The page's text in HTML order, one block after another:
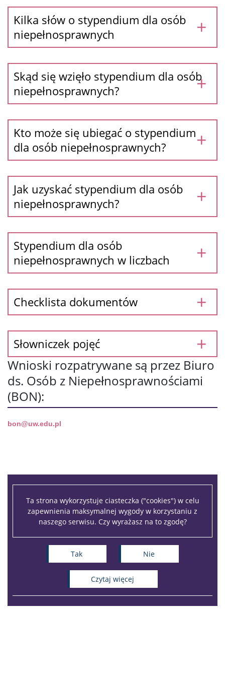
Ta strona wykorzystuje ciasteczka ("cookies") w celu
zapewnienia maksymalnej wygody w korzystaniu z
naszego serwisu. Czy wyrażasz na to zgodę?
Tak Nie
czytaj więcej
Ubezpieczenie zdrowotne doktorantek i
doktorantów UW – obywateli RP
Ubezpieczenie zdrowotne doktorantek i
doktorantów UW – cudzoziemców
Zwiększenie stypendium doktoranckiego
Projakościowe Stypendium Finał na 5
Zapomoga
Zespół
Kilka słów o stypendium dla osób
niepełnosprawnych
Skąd się wzięło stypendium dla osób
niepełnosprawnych?
Kto może się ubiegać o stypendium
dla osób niepełnosprawnych?
Jak uzyskać stypendium dla osób
niepełnosprawnych?
Stypendium dla osób
niepełnosprawnych w liczbach
Checklista dokumentów
Słowniczek pojęć
Wnioski rozpatrywane są przez Biuro
ds. Osób z Niepełnosprawnościami
(BON):
bon@uw.edu.pl